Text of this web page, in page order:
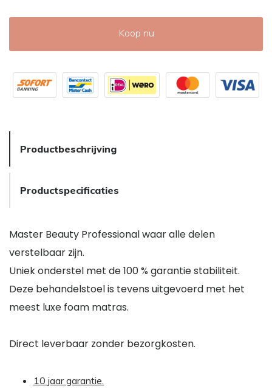
Koop nu
Productbeschrijving
Productspecificaties
Master Beauty Professional waar alle delen
verstelbaar zijn.
Uniek onderstel met de 100 % garantie stabiliteit.
Deze behandelstoel is tevens uitgevoerd met het
meest luxe foam matras.
Direct leverbaar zonder bezorgkosten.
10 jaar garantie.